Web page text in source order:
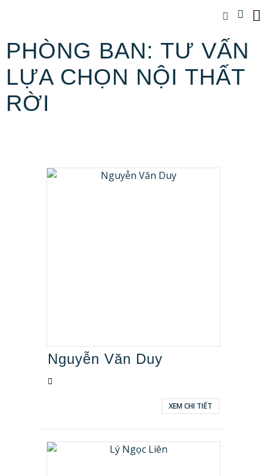
PHÒNG BAN: TƯ VẤN
LỰA CHỌN NỘI THẤT
RỜI
Nguyễn Văn Duy
XEM CHI TIẾT